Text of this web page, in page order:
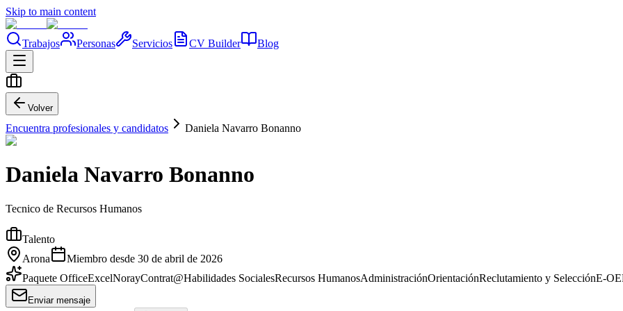
Skip to main content
Trabajos Personas Servicios CV Builder Blog
Volver
Encuentra profesionales y candidatos Daniela Navarro Bonanno
Daniela Navarro Bonanno
Tecnico de Recursos Humanos
Talento
Arona
Miembro desde 30 de abril de 2026
Paquete OfficeExcelNorayContrat@Habilidades SocialesRecursos HumanosAdministraciónOrientaciónReclutamiento y SelecciónE-
Enviar mensaje